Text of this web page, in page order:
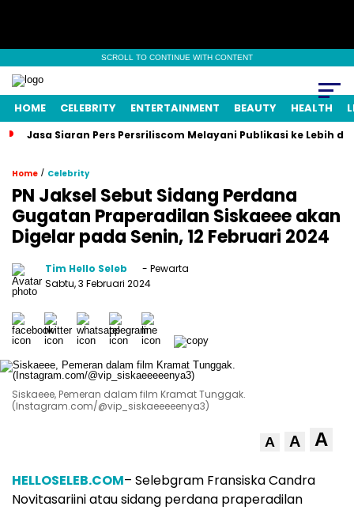
SCROLL TO CONTINUE WITH CONTENT
HOME CELEBRITY ENTERTAINMENT BEAUTY HEALTH
Jasa Siaran Pers Persriliscom Melayani Publikasi ke Lebih
Home / Celebrity
PN Jaksel Sebut Sidang Perdana
Gugatan Praperadilan Siskaeee akan
Digelar pada Senin, 12 Februari 2024
Tim Hello Seleb
- Pewarta
Sabtu, 3 Februari 2024
Siskaeee, Pemeran dalam film Kramat Tunggak.
(Instagram.com/@vip_siskaeeeeenya3)
A A A
HELLOSELEB.COM– Selebgram Fransiska Candra
Novitasariini atau sidang perdana praperadilan